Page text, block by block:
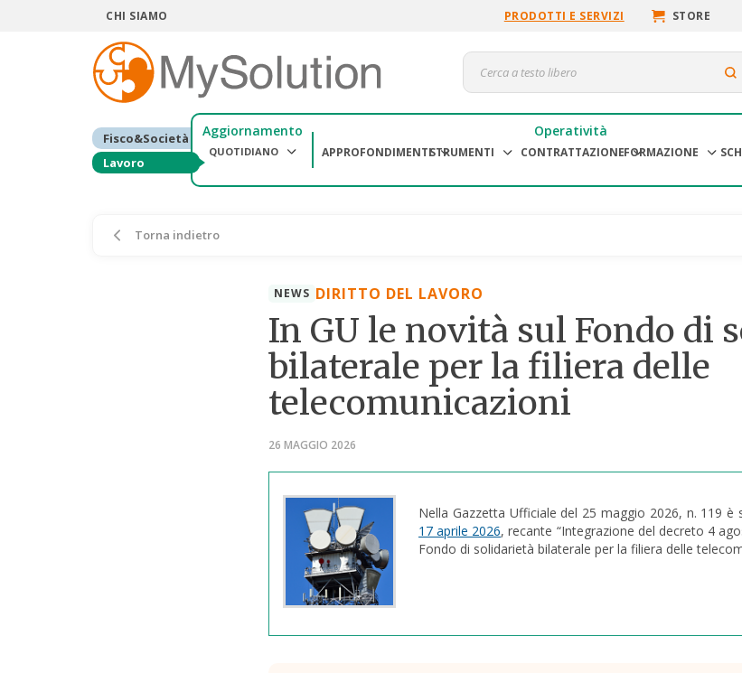
CHI SIAMO PRODOTTI E SERVIZI STORE
Fisco&Società
Lavoro
Aggiornamento
QUOTIDIANO
Operatività
APPROFONDIMENTISTRUMENTI CONTRATTAZIONEFORMAZIONE
Torna indietro
NEWS DIRITTO DEL LAVORO
In GU le novità sul Fondo di
bilaterale per la filiera delle
telecomunicazioni
26 MAGGIO 2026
Nella Gazzetta Ufficiale del 25 maggio 2026, n. 119
17 aprile 2026, recante “Integrazione del decreto 4
Fondo di solidarietà bilaterale per la filiera delle